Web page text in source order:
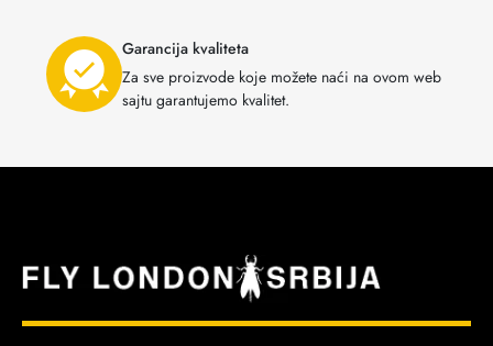
Garancija kvaliteta
Za sve proizvode koje možete naći na ovom web
sajtu garantujemo kvalitet.